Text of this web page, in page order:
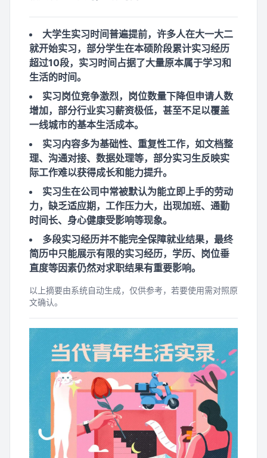
大学生实习时间普遍提前，许多人在大一大二
就开始实习，部分学生在本硕阶段累计实习经历
超过10段，实习时间占据了大量原本属于学习和
生活的时间。
实习岗位竞争激烈，岗位数量下降但申请人数
增加，部分行业实习薪资极低，甚至不足以覆盖
一线城市的基本生活成本。
实习内容多为基础性、重复性工作，如文档整
理、沟通对接、数据处理等，部分实习生反映实
际工作难以获得成长和能力提升。
实习生在公司中常被默认为能立即上手的劳动
力，缺乏适应期，工作压力大，出现加班、通勤
时间长、身心健康受影响等现象。
多段实习经历并不能完全保障就业结果，最终
简历中只能展示有限的实习经历，学历、岗位垂
直度等因素仍然对求职结果有重要影响。
以上摘要由系统自动生成，仅供参考，若要使用需对照原
文确认。